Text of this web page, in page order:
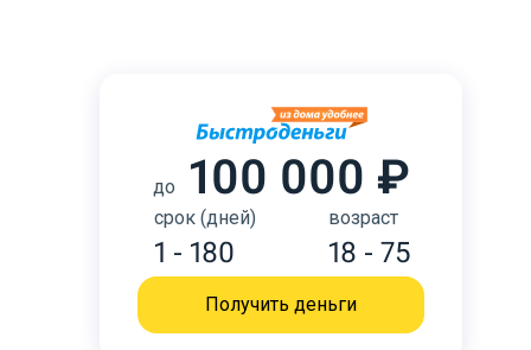
до 100 000 ₽
срок (дней)
1 - 180
возраст
18 - 75
Получить деньги